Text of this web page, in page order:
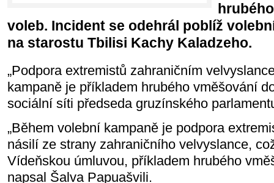
voleb. Incident se odehrál poblíž
na starostu Tbilisi Kachy Kaladzeho.
„Podpora extremistů zahraničním
kampaně je příkladem hrubého vměšování
sociální síti předseda gruzínského
„Během volební kampaně je podpora
násilí ze strany zahraničního velvyslance,
Vídeňskou úmluvou, příkladem hrubého
napsal Šalva Papuašvili.